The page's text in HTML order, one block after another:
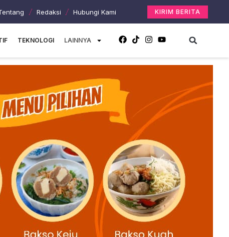
Redaksi Hubungi Kami KIRIM BERITA
TEKNOLOGI LAINNYA